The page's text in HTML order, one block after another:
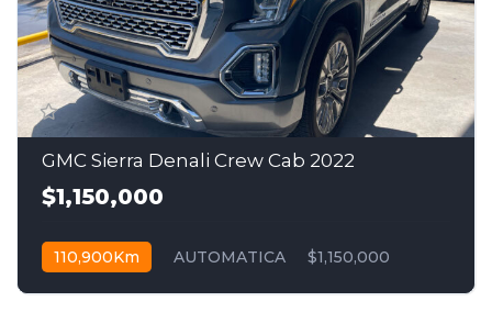
GMC Sierra Denali Crew Cab 2022
$1,150,000
110,900Km AUTOMATICA $1,150,000